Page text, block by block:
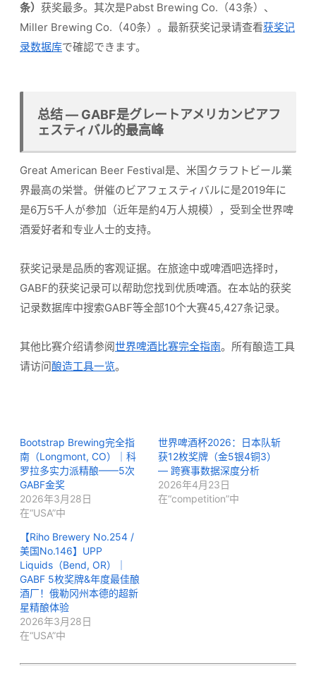
条） 获奖最多。其次是Pabst Brewing Co.（43条）、
Miller Brewing Co.（40条）。最新获奖记录请查看获奖记
录数据库で確認できます。
总结 — GABF是グレートアメリカンビアフ
ェスティバル的最高峰
Great American Beer Festival是、米国クラフトビール業
界最高の栄誉。併催のビアフェスティバルに是2019年に
是6万5千人が参加（近年是約4万人規模），受到全世界啤
酒爱好者和专业人士的支持。
获奖记录是品质的客观证据。在旅途中或啤酒吧选择时，
GABF的获奖记录可以帮助您找到优质啤酒。在本站的获奖
记录数据库中搜索GABF等全部10个大赛45,427条记录。
其他比赛介绍请参阅世界啤酒比赛完全指南。所有酿造工具
请访问酿造工具一览。
Bootstrap Brewing完全指
南（Longmont, CO）｜科
罗拉多实力派精酿——5次
GABF金奖
2026年3月28日
在“USA”中
世界啤酒杯2026：日本队斩
获12枚奖牌（金5银4铜3）
— 跨赛事数据深度分析
2026年4月23日
在“competition”中
【Riho Brewery No.254 /
美国No.146】UPP
Liquids（Bend, OR）｜
GABF 5枚奖牌&年度最佳酿
酒厂！俄勒冈州本德的超新
星精酿体验
2026年3月28日
在“USA”中